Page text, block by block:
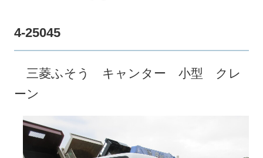
4-25045
三菱ふそう キャンター 小型 クレ
ーン